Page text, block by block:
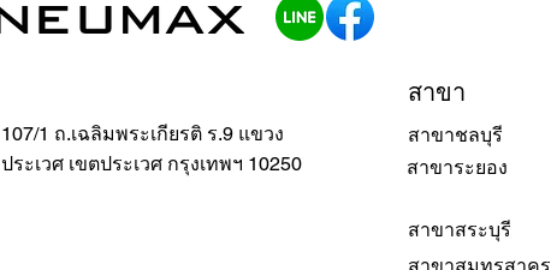
สาขาระยอง
107/1 ถ.เฉลิมพระเกียรติ ร.9 แขวง
ประเวศ เขตประเวศ กรุงเทพฯ 10250
สาขา
สาขาสระบุรี
สาขาชลบุรี